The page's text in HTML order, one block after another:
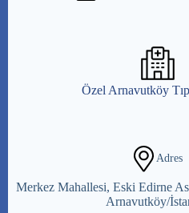
Özel Arnavutköy
Adres
Merkez Mahallesi, Eski Edirne
Arnavutköy/